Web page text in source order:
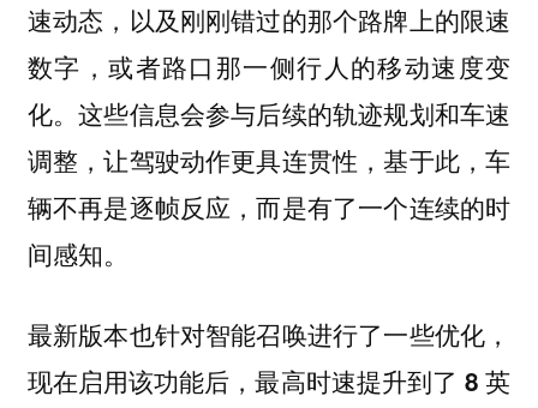
速动态，以及刚刚错过的那个路牌上的限速
数字，或者路口那一侧行人的移动速度变
化。这些信息会参与后续的轨迹规划和车速
调整，让驾驶动作更具连贯性，基于此，车
辆不再是逐帧反应，而是有了一个连续的时
间感知。
最新版本也针对智能召唤进行了一些优化，
现在启用该功能后，最高时速提升到了 8 英